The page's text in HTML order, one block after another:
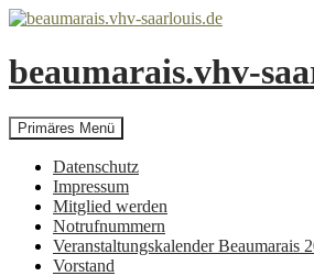
beaumarais.vhv-
Suchen
Primäres Menü
Inhalt
springen
Datenschutz
Impressum
Mitglied werden
Notrufnummern
Veranstaltungskalender Beaumarais
Vorstand